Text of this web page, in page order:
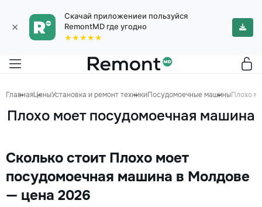
×
Скачай приложениеи пользуйся
RemontMD где угодно
★★★★★
ГлавнаяЦеныУстановка и ремонт техникиПосудомоечные машиныПлохо
Плохо моет посудомоечная машина
Сколько стоит Плохо моет
посудомоечная машина в Молдове
— цена 2026